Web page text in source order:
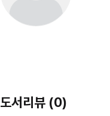
도서리뷰 (0)